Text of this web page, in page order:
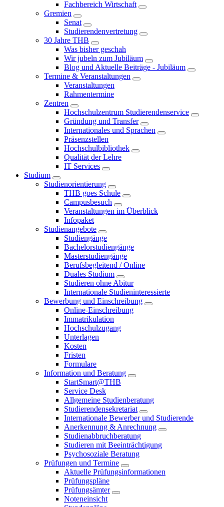
Fachbereich Wirtschaft
Gremien
Senat
Studierendenvertretung
30 Jahre THB
Was bisher geschah
Wir jubeln zum Jubiläum
Blog und Aktuelle Beiträge - Jubiläum
Termine & Veranstaltungen
Veranstaltungen
Rahmentermine
Zentren
Hochschulzentrum Studierendenservice
Gründung und Transfer
Internationales und Sprachen
Präsenzstellen
Hochschulbibliothek
Qualität der Lehre
IT Services
Studium
Studienorientierung
THB goes Schule
Campusbesuch
Veranstaltungen im Überblick
Infopaket
Studienangebote
Studiengänge
Bachelorstudiengänge
Masterstudiengänge
Berufsbegleitend / Online
Duales Studium
Studieren ohne Abitur
Internationale Studieninteressierte
Bewerbung und Einschreibung
Online-Einschreibung
Immatrikulation
Hochschulzugang
Unterlagen
Kosten
Fristen
Formulare
Information und Beratung
StartSmart@THB
Service Desk
Allgemeine Studienberatung
Studierendensekretariat
Internationale Bewerber und Studierende
Anerkennung & Anrechnung
Studienabbruchberatung
Studieren mit Beeinträchtigung
Psychosoziale Beratung
Prüfungen und Termine
Aktuelle Prüfungsinformationen
Prüfungspläne
Prüfungsämter
Noteneinsicht